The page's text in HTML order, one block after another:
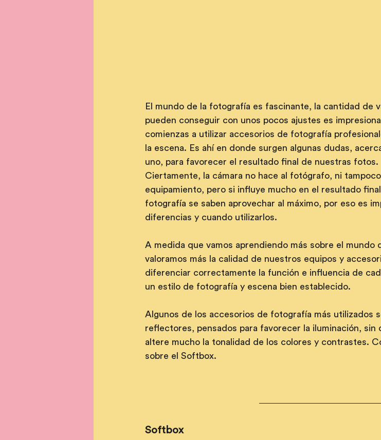
El mundo de la fotografía es fascinante, la cantidad de
pueden conseguir con unos pocos ajustes es
comienzas a utilizar accesorios de fotografía
la escena. Es ahí en donde surgen algunas dudas,
uno, para favorecer el resultado final de nuestras fotos.
Ciertamente, la cámara no hace al fotógrafo, ni
equipamiento, pero si influye mucho en el resultado
fotografía se saben aprovechar al máximo, por eso es
diferencias y cuando utilizarlos.
A medida que vamos aprendiendo más sobre el mundo
valoramos más la calidad de nuestros equipos y
diferenciar correctamente la función e influencia de
un estilo de fotografía y escena bien establecido.
Algunos de los accesorios de fotografía más utilizados
reflectores, pensados para favorecer la iluminación, sin
altere mucho la tonalidad de los colores y contrastes.
sobre el Softbox.
Softbox